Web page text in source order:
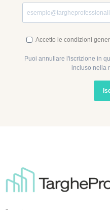
Accetto le condizioni
Puoi annullare l'iscrizione in
incluso nella